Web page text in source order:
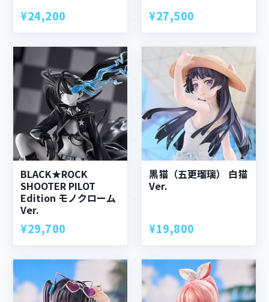
¥24,200 ¥27,500
BLACK★ROCK
SHOOTER PILOT
Edition モノクローム
Ver.
¥29,700
黒猫（五更瑠璃） 白猫
Ver.
¥19,800